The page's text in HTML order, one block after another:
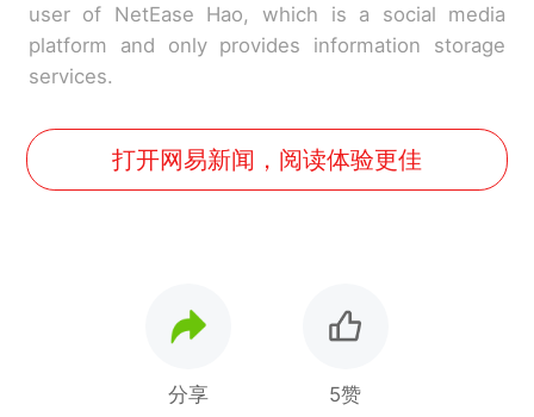
user of NetEase Hao, which is a social media
platform and only provides information storage
services.
打开网易新闻，阅读体验更佳
分享 5赞